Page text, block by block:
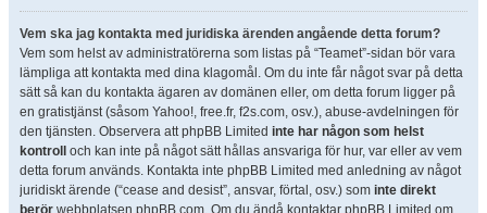
Vem ska jag kontakta med juridiska ärenden angående detta forum?
Vem som helst av administratörerna som listas på “Teamet”-sidan bör vara
lämpliga att kontakta med dina klagomål. Om du inte får något svar på detta
sätt så kan du kontakta ägaren av domänen eller, om detta forum ligger på
en gratistjänst (såsom Yahoo!, free.fr, f2s.com, osv.), abuse-avdelningen för
den tjänsten. Observera att phpBB Limited inte har någon som helst
kontroll
och kan inte på något sätt hållas ansvariga för hur, var eller av vem
detta forum används. Kontakta inte phpBB Limited med anledning av något
juridiskt ärende (“cease and desist”, ansvar, förtal, osv.) som inte direkt
berör webbplatsen phpBB.com. Om du ändå kontaktar phpBB Limited om